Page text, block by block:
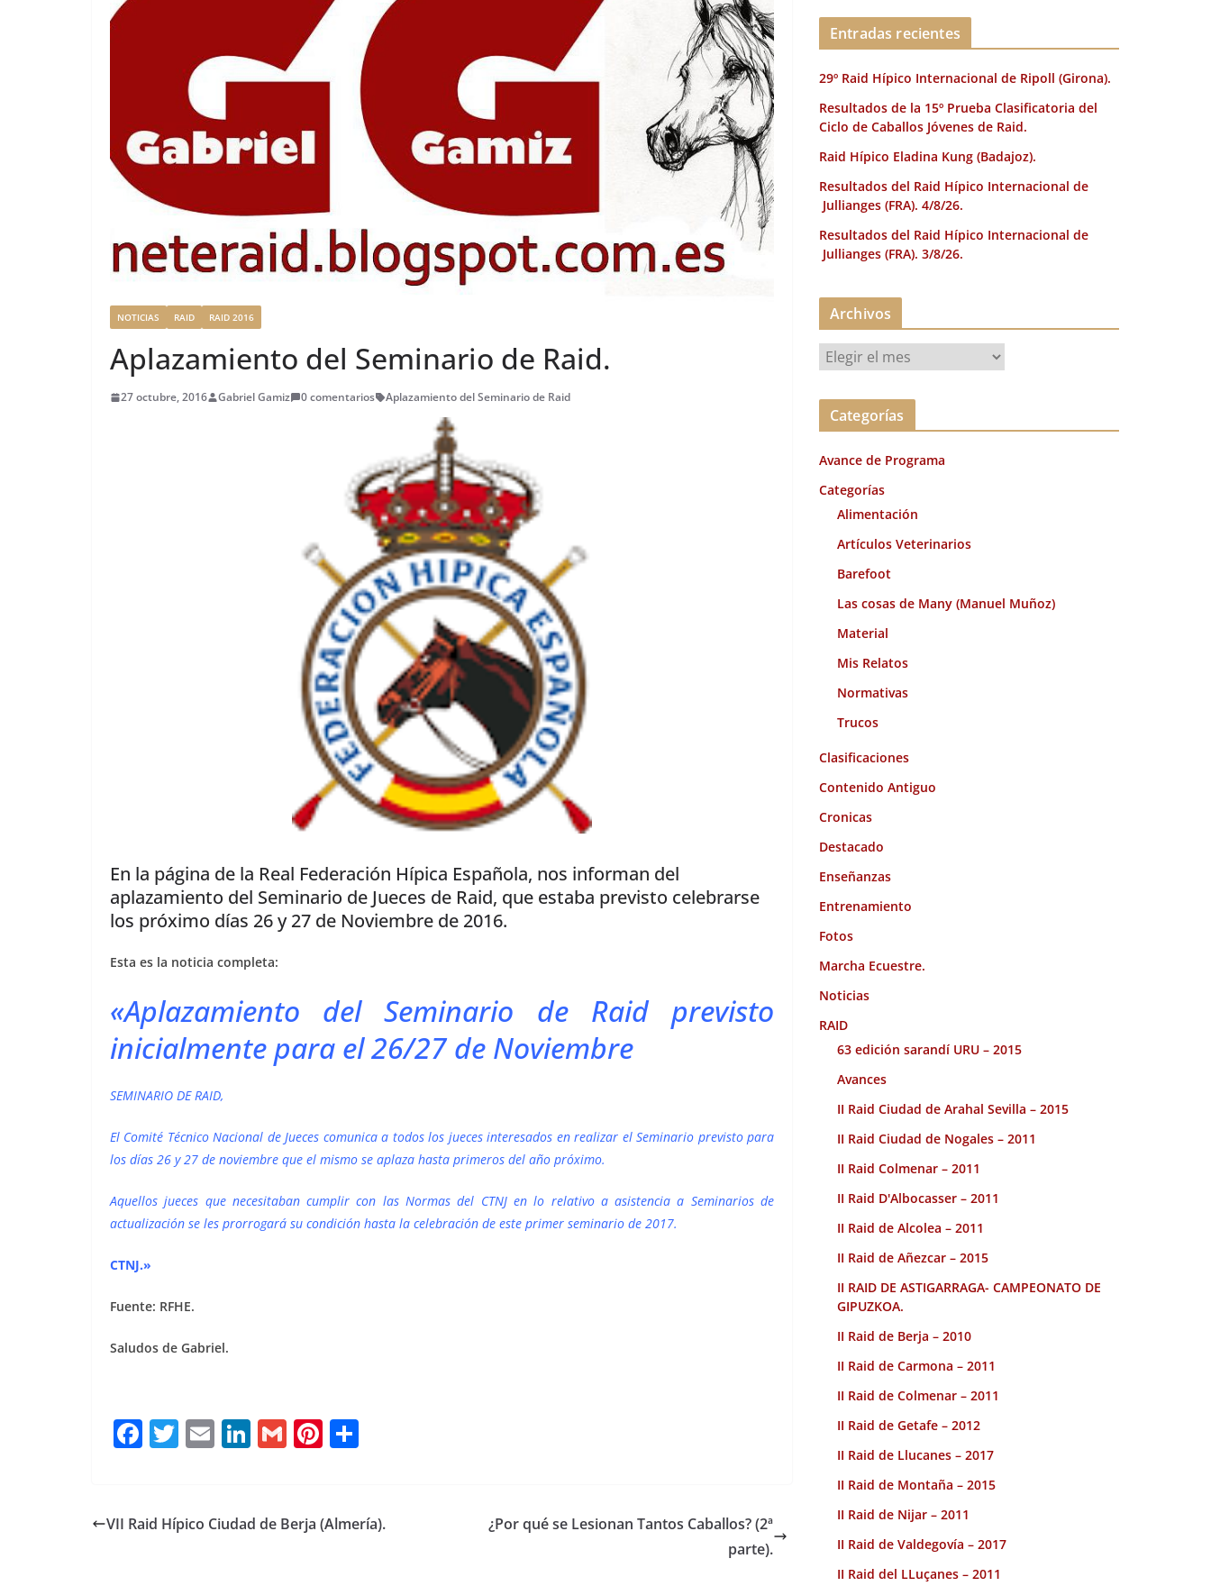
NOTICIAS RAID RAID 2016
Aplazamiento del Seminario de Raid.
27 octubre, 2016 Gabriel Gamiz 0 comentarios Aplazamiento del Seminario de Raid
En la página de la Real Federación Hípica Española, nos informan del
aplazamiento del Seminario de Jueces de Raid, que estaba previsto celebrarse
los próximo días 26 y 27 de Noviembre de 2016.
Esta es la noticia completa:
«Aplazamiento del Seminario de Raid previsto
inicialmente para el 26/27 de Noviembre
SEMINARIO DE RAID,
El Comité Técnico Nacional de Jueces comunica a todos los jueces interesados en realizar el Seminario previsto para
los días 26 y 27 de noviembre que el mismo se aplaza hasta primeros del año próximo.
Aquellos jueces que necesitaban cumplir con las Normas del CTNJ en lo relativo a asistencia a Seminarios de
actualización se les prorrogará su condición hasta la celebración de este primer seminario de 2017.
CTNJ.»
Fuente: RFHE.
Saludos de Gabriel.
F
e
T
te
E
l
Li
e
G
l
Pi
re p
VII Raid Hípico Ciudad de Berja (Almería).
¿Por qué se Lesionan Tantos Caballos? (2ª
parte).
Entradas recientes
29º Raid Hípico Internacional de Ripoll (Girona).
Resultados de la 15º Prueba Clasificatoria del
Ciclo de Caballos Jóvenes de Raid.
Raid Hípico Eladina Kung (Badajoz).
Resultados del Raid Hípico Internacional de
Jullianges (FRA). 4/8/26.
Resultados del Raid Hípico Internacional de
Jullianges (FRA). 3/8/26.
Archivos
r
c
v
o
Categorías
Avance de Programa
Categorías
Alimentación
Artículos Veterinarios
Barefoot
Las cosas de Many (Manuel Muñoz)
Material
Mis Relatos
Normativas
Trucos
Clasificaciones
Contenido Antiguo
Cronicas
Destacado
Enseñanzas
Entrenamiento
Fotos
Marcha Ecuestre.
Noticias
RAID
63 edición sarandí URU – 2015
Avances
II Raid Ciudad de Arahal Sevilla – 2015
II Raid Ciudad de Nogales – 2011
II Raid Colmenar – 2011
II Raid D'Albocasser – 2011
II Raid de Alcolea – 2011
II Raid de Añezcar – 2015
II RAID DE ASTIGARRAGA- CAMPEONATO DE
GIPUZKOA.
II Raid de Berja – 2010
II Raid de Carmona – 2011
II Raid de Colmenar – 2011
II Raid de Getafe – 2012
II Raid de Llucanes – 2017
II Raid de Montaña – 2015
II Raid de Nijar – 2011
II Raid de Valdegovía – 2017
II Raid del LLuçanes – 2011